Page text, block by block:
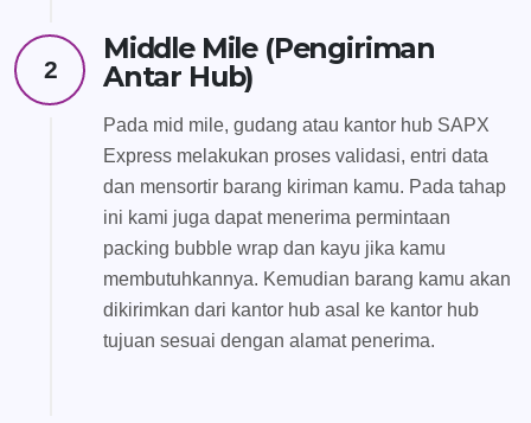
2
Middle Mile (Pengiriman
Antar Hub)
Pada mid mile, gudang atau kantor hub SAPX
Express melakukan proses validasi, entri data
dan mensortir barang kiriman kamu. Pada tahap
ini kami juga dapat menerima permintaan
packing bubble wrap dan kayu jika kamu
membutuhkannya. Kemudian barang kamu akan
dikirimkan dari kantor hub asal ke kantor hub
tujuan sesuai dengan alamat penerima.